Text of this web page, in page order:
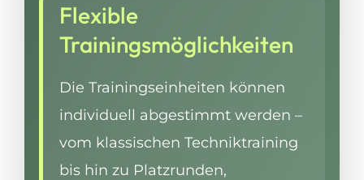
Flexible
Trainingsmöglichkeiten
Die Trainingseinheiten können
individuell abgestimmt werden –
vom klassischen Techniktraining
bis hin zu Platzrunden,